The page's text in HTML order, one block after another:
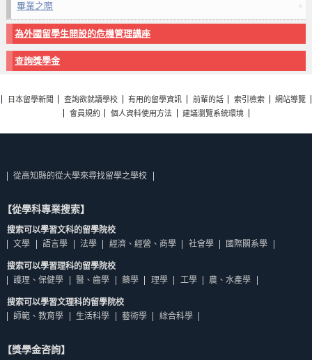
畢業之際
為外國留學生開設的危機管理講座
查詢獎學金
日本留學新聞 查詢欲就讀學校 有用的留學資訊 前輩的話 索引檢索
網站導覽
會員規約
個人資料使用方法 建議瀏覽系統環境
從高知縣的從大學來尋找留學之學校
【從學科專業搜索】
搜索可以學習文科的留學院校
文學
語言學 法學 經濟、經營、商學 社會學 國際關系學
搜索可以學習理科的留學院校
護理、保健學
醫、齒學 藥學 理學 工學 農、水產學
搜索可以學習文理科的留學院校
師範、教育學
生活科學 藝術學 綜合科學
【獎學金咨詢】